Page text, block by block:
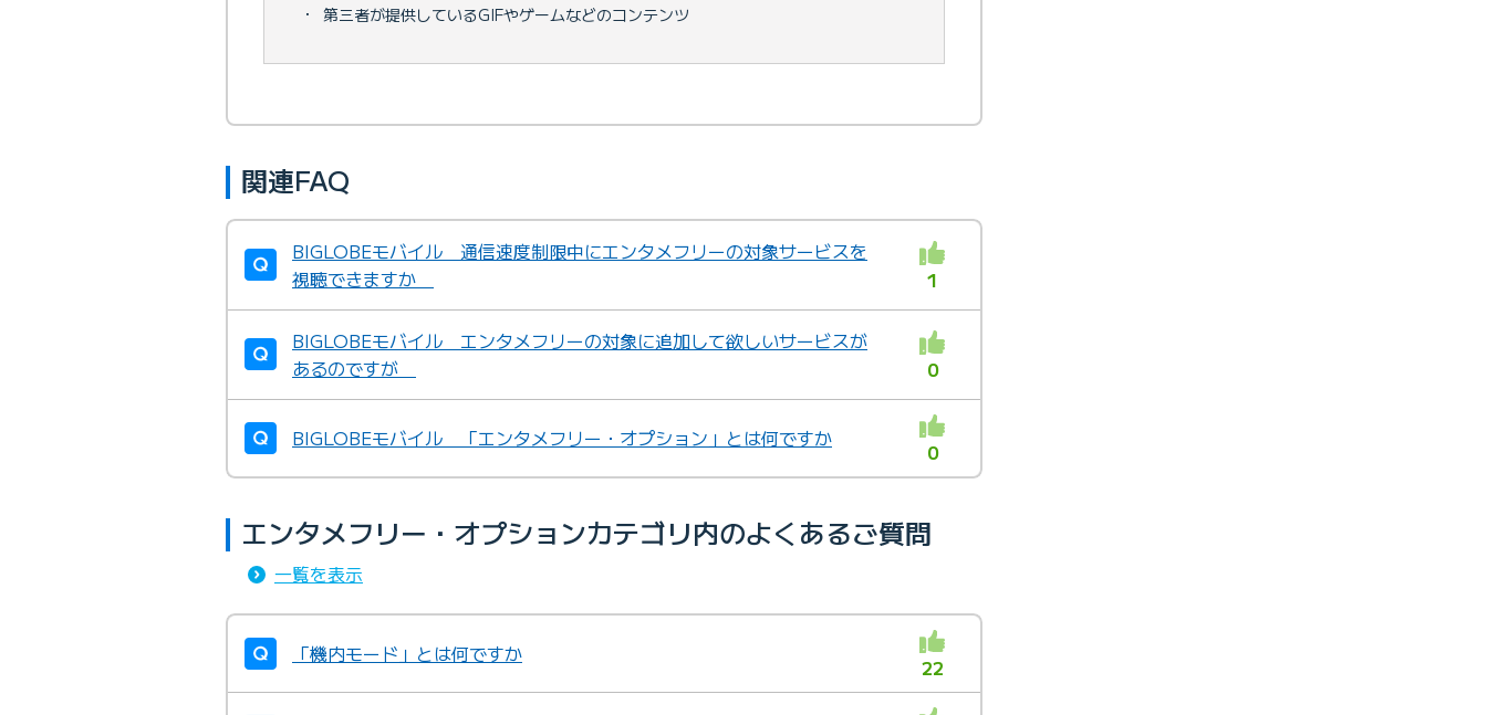
・
第三者が提供しているGIFやゲームなどのコンテンツ
関連FAQ
BIGLOBEモバイル 通信速度制限中にエンタメフリーの対象サービスを
視聴できますか
1
BIGLOBEモバイル エンタメフリーの対象に追加して欲しいサービスが
あるのですが
0
BIGLOBEモバイル 「エンタメフリー・オプション」とは何ですか
0
エンタメフリー・オプションカテゴリ内のよくあるご質問
一覧を表示
「機内モード」とは何ですか
22